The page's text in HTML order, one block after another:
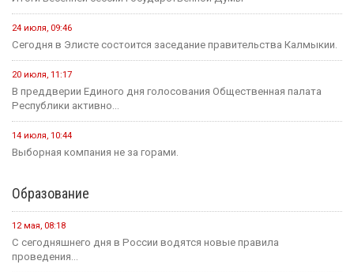
24 июля, 09:46
Сегодня в Элисте состоится заседание правительства Калмыкии.
20 июля, 11:17
В преддверии Единого дня голосования Общественная палата
Республики активно...
14 июля, 10:44
Выборная компания не за горами.
Образование
12 мая, 08:18
С сегодняшнего дня в России водятся новые правила
проведения...